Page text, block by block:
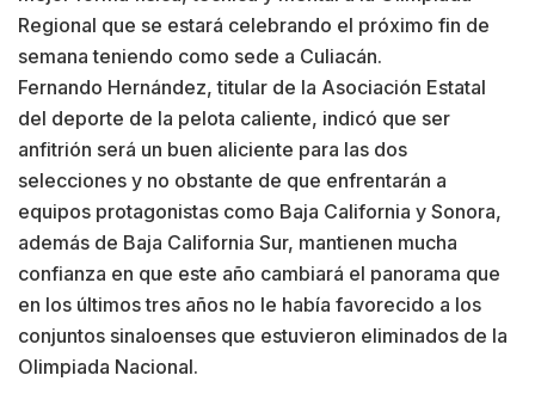
Regional que se estará celebrando el próximo fin de
semana teniendo como sede a Culiacán.
Fernando Hernández, titular de la Asociación Estatal
del deporte de la pelota caliente, indicó que ser
anfitrión será un buen aliciente para las dos
selecciones y no obstante de que enfrentarán a
equipos protagonistas como Baja California y Sonora,
además de Baja California Sur, mantienen mucha
confianza en que este año cambiará el panorama que
en los últimos tres años no le había favorecido a los
conjuntos sinaloenses que estuvieron eliminados de la
Olimpiada Nacional.